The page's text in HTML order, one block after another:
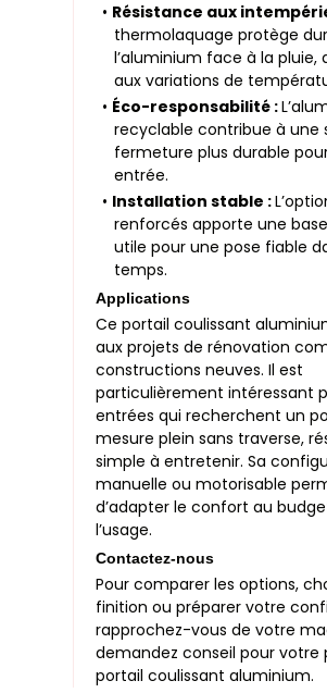
• Résistance aux
thermolaquage protège
l’aluminium face à la pluie,
aux variations de
• Éco-responsabilité :
recyclable contribue à une
fermeture plus durable
entrée.
• Installation stable :
renforcés apporte une
utile pour une pose fiable
temps.
Applications
Ce portail coulissant
aux projets de rénovation
constructions neuves. Il est
particulièrement intéressant
entrées qui recherchent un
mesure plein sans traverse,
simple à entretenir. Sa
manuelle ou motorisable
d’adapter le confort au
l’usage.
Contactez-nous
Pour comparer les options,
finition ou préparer votre
rapprochez-vous de votre
demandez conseil pour votre
portail coulissant aluminium.